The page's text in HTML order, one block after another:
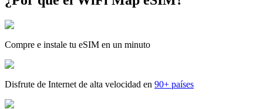
Compre e instale tu eSIM en un minuto
Disfrute de Internet de alta velocidad en 90+ países